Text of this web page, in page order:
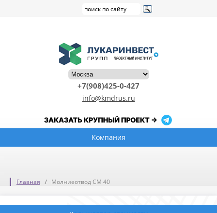
+7(908)425-0-427
info@kmdrus.ru
Компания
Главная Молниеотвод СМ 40